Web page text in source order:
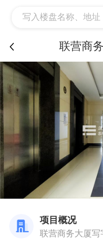
联营商
项目概况
联营商务大厦